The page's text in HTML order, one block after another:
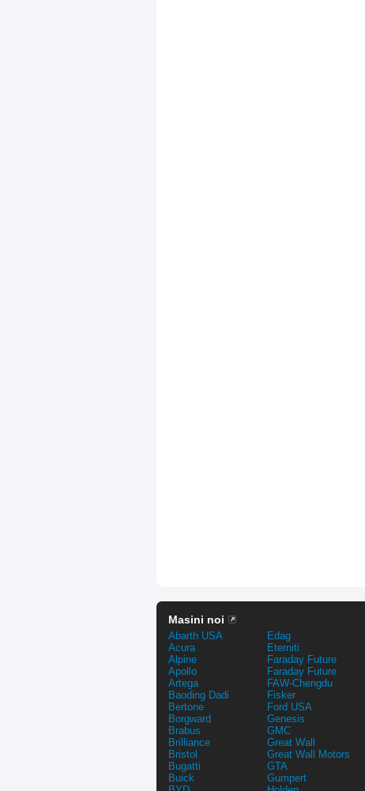
Masini noi
Abarth USA
Acura
Alpine
Apollo
Artega
Baoding Dadi
Bertone
Borgward
Brabus
Brilliance
Bristol
Bugatti
Buick
Edag
Eterniti
Faraday Future
Faraday Future
FAW-Chengdu
Fisker
Ford USA
Genesis
GMC
Great Wall
Great Wall Motors
GTA
Gumpert